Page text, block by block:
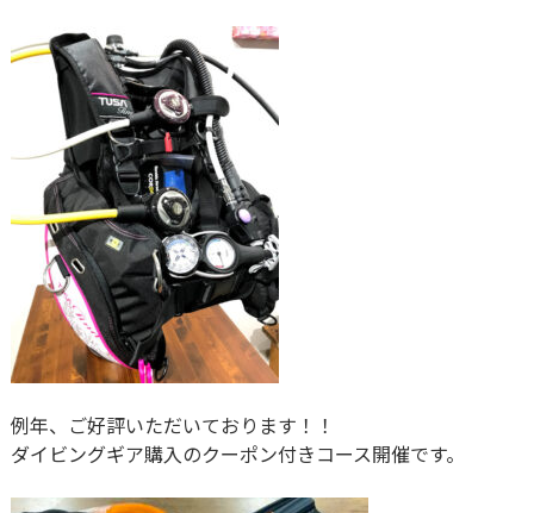
例年、ご好評いただいております！！
ダイビングギア購入のクーポン付きコース開催です。